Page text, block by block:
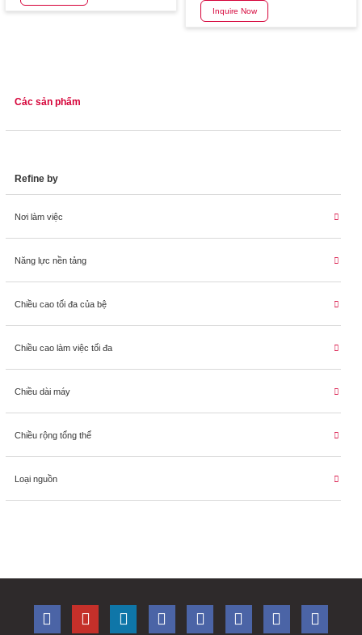
Các sản phẩm
Refine by
Nơi làm việc
Năng lực nền tảng
Chiều cao tối đa của bệ
Chiều cao làm việc tối đa
Chiều dài máy
Chiều rộng tổng thể
Loại nguồn
Inquire Now